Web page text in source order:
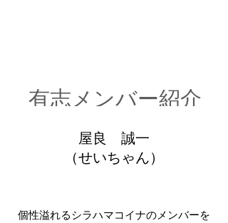
有志メンバー紹介
屋良 誠一
​（せいちゃん）
個性溢れるシラハマコイナのメンバーを